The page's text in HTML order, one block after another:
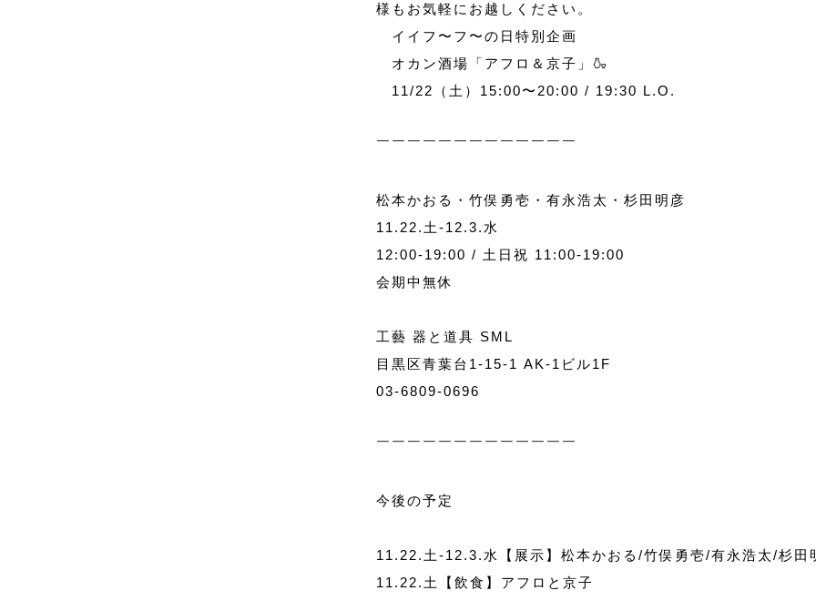
様もお気軽にお越しください。
イイフ〜フ〜の日特別企画
オカン酒場「アフロ＆京子」🍶
11/22（土）15:00〜20:00 / 19:30 L.O.
￣￣￣￣￣￣￣￣￣￣￣￣￣
松本かおる・竹俣勇壱・有永浩太・杉田明彦
11.22.土-12.3.水
12:00-19:00 / 土日祝 11:00-19:00
会期中無休
工藝 器と道具 SML
目黒区青葉台1-15-1 AK-1ビル1F
03-6809-0696
￣￣￣￣￣￣￣￣￣￣￣￣￣
今後の予定
11.22.土-12.3.水【展示】松本かおる/竹俣勇壱/有永浩太/杉田
11.22.土【飲食】アフロと京子